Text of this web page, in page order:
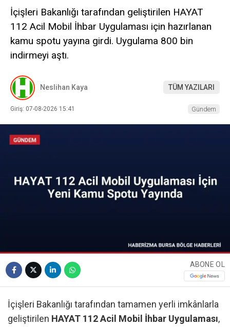
İçişleri Bakanlığı tarafından geliştirilen HAYAT
112 Acil Mobil İhbar Uygulaması için hazırlanan
kamu spotu yayına girdi. Uygulama 800 bin
indirmeyi aştı.
Neslihan Kaya TÜM YAZILARI
Giriş: 07-08-2026 15:41 Gündem
ABONE OL
İçişleri Bakanlığı tarafından tamamen yerli imkânlarla
geliştirilen HAYAT 112 Acil Mobil İhbar Uygulaması,